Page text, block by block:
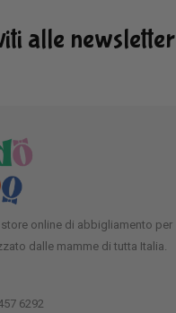
alle newsletter
online di abbigliamento per
dalle mamme di tutta Italia.
6292